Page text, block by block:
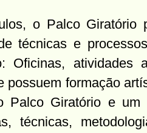
o Palco Giratório
técnicas e
Oficinas, atividades
possuem formação
Palco Giratório e
técnicas,